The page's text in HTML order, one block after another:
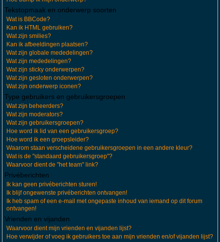
Tekstopmaak en onderwerp soorten
Wat is BBCode?
Kan ik HTML gebruiken?
Wat zijn smilies?
Kan ik afbeeldingen plaatsen?
Wat zijn globale mededelingen?
Wat zijn mededelingen?
Wat zijn sticky onderwerpen?
Wat zijn gesloten onderwerpen?
Wat zijn onderwerp iconen?
Type gebruikers en gebruikersgroepen
Wat zijn beheerders?
Wat zijn moderators?
Wat zijn gebruikersgroepen?
Hoe word ik lid van een gebruikersgroep?
Hoe word ik een groepsleider?
Waarom staan verscheidene gebruikersgroepen in een andere kleur?
Wat is de "standaard gebruikersgroep"?
Waarvoor dient de "het team" link?
Privéberichten
Ik kan geen privéberichten sturen!
Ik blijf ongewenste privéberichten ontvangen!
Ik heb spam of een e-mail met ongepaste inhoud van iemand op dit forum
ontvangen!
Vrienden en vijanden
Waarvoor dient mijn vrienden en vijanden lijst?
Hoe verwijder of voeg ik gebruikers toe aan mijn vrienden en/of vijanden lijst?